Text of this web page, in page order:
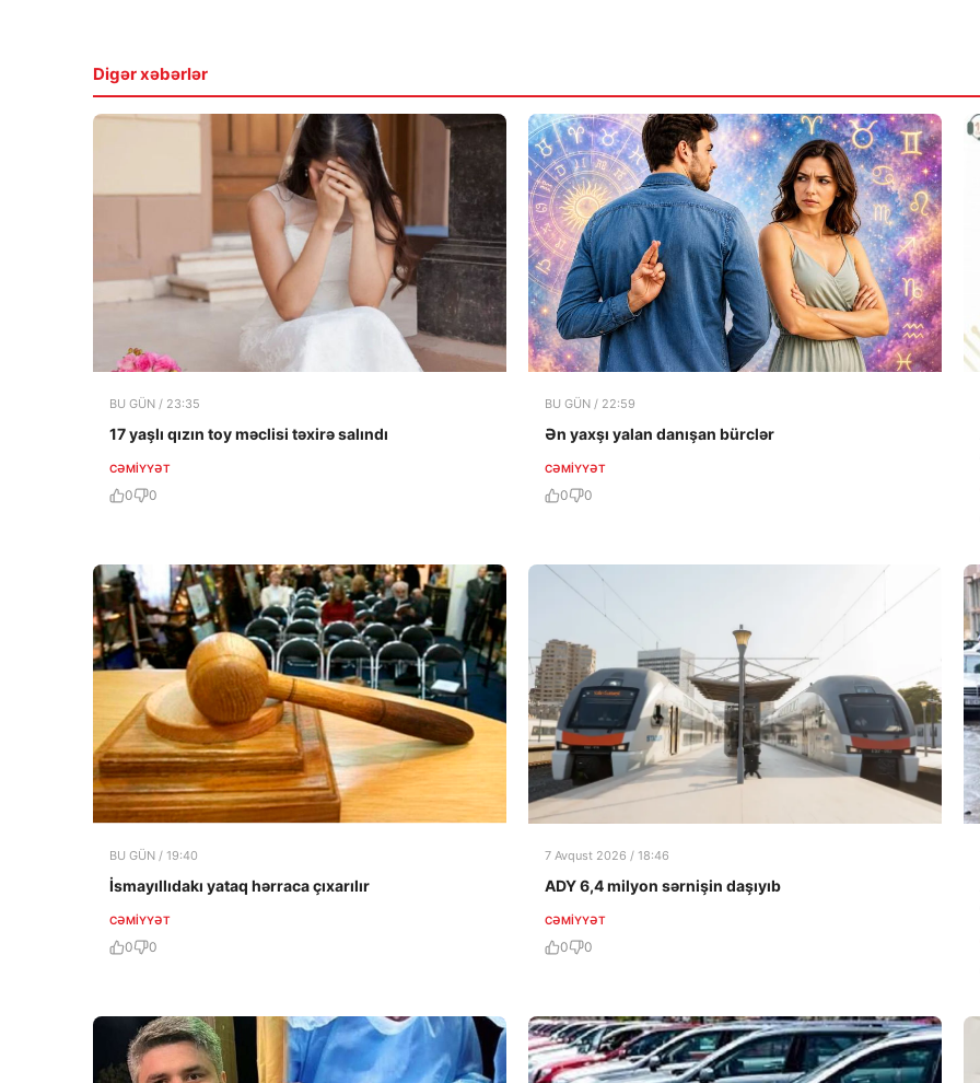
Digər xəbərlər
BU GÜN / 23:35
17 yaşlı qızın toy məclisi təxirə salındı
CƏMIYYƏT
0 0
BU GÜN / 22:59
Ən yaxşı yalan danışan bürclər
CƏMIYYƏT
0 0
BU GÜN / 19:40
İsmayıllıdakı yataq hərraca çıxarılır
CƏMIYYƏT
0 0
7 Avqust 2026 / 18:46
ADY 6,4 milyon sərnişin daşıyıb
CƏMIYYƏT
0 0